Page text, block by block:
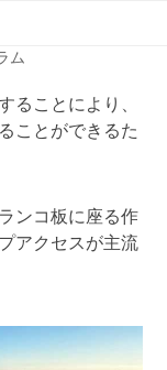
ム
ことにより、
ことができるた
ンコ板に座る作
アクセスが主流